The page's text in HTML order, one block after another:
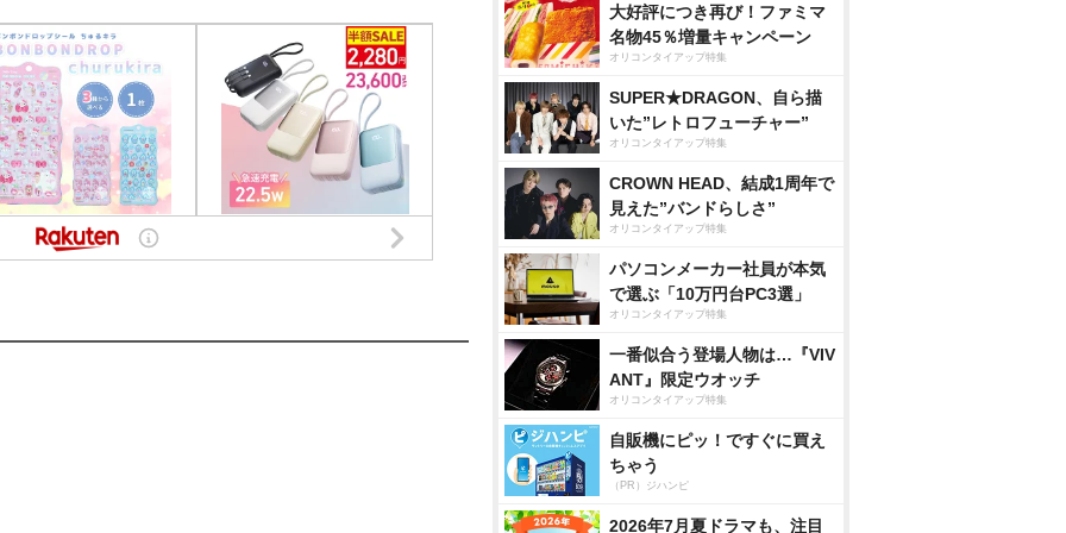
大好評につき再び！ファミマ
名物45％増量キャンペーン
オリコンタイアップ特集
SUPER★DRAGON、自ら描
いた”レトロフューチャー”
オリコンタイアップ特集
CROWN HEAD、結成1周年で
見えた”バンドらしさ”
オリコンタイアップ特集
パソコンメーカー社員が本気
で選ぶ「10万円台PC3選」
オリコンタイアップ特集
一番似合う登場人物は…『VIV
ANT』限定ウオッチ
オリコンタイアップ特集
自販機にピッ！ですぐに買え
ちゃう
（PR）ジハンピ
2026年7月夏ドラマも、注目